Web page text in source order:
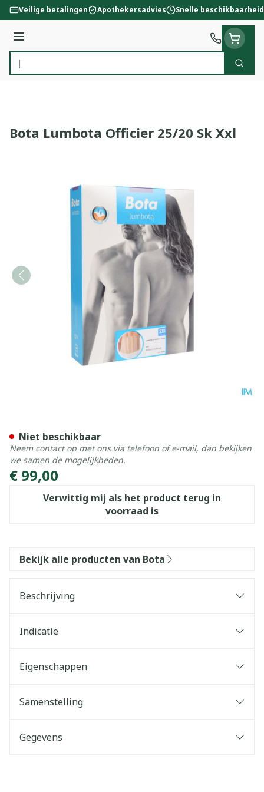
Ga naar de inhoud
Veilige betalingen Apothekersadvies Snelle beschikbaarheid
Menu
Product, merk, categorie...
Zoek
Bota Lumbota Officier 25/20 Sk Xxl
€ 99,00
Verwittig mij als het product terug in
voorraad is
Niet beschikbaar
Neem contact op met ons via telefoon of e-mail, dan bekijken
we samen de mogelijkheden.
Bekijk alle producten van Bota
Beschrijving
Indicatie
Eigenschappen
Samenstelling
Gegevens